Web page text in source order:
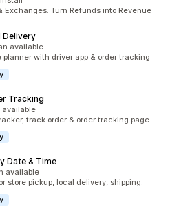
722
Exchanges. Turn Refunds into Revenue
Delivery
279
available
planner with driver app & order tracking
Tracking
71
available
track order & order tracking page
Date & Time
64
available
store pickup, local delivery, shipping.